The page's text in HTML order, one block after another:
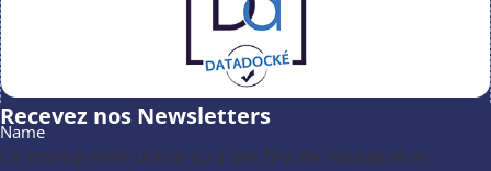
Recevez nos Newsletters
Name
Ce champ n’est utilisé qu’à des fins de validation et